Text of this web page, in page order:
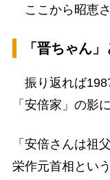
ここから昭恵さ
「晋ちゃん
振り返れば
「安倍家」の影
「安倍さんは祖
栄作元首相とい